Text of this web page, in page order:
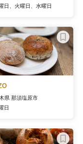
日、火曜日、水曜日
県 那須塩原市
日